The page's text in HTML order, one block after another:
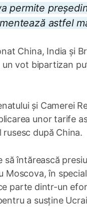
permite
astfel
China, India și
vot bipartizan
și Camerei
unor tarife
după China.
să întărească
Moscova, în
parte dintr-un
a susține